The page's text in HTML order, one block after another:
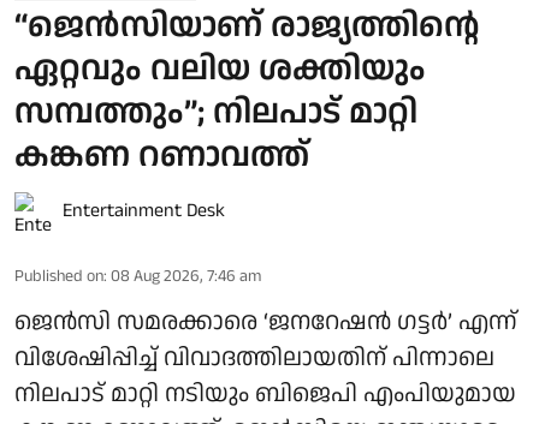
“ജെന്‍സിയാണ് രാജ്യത്തിന്റെ
ഏറ്റവും വലിയ ശക്തിയും
സമ്പത്തും”; നിലപാട് മാറ്റി
കങ്കണ റണാവത്ത്
Entertainment Desk
Published on: 08 Aug 2026, 7:46 am
ജെൻസി സമരക്കാരെ ‘ജനറേഷൻ ഗട്ടർ’ എന്ന്
വിശേഷിപ്പിച്ച് വിവാദത്തിലായതിന് പിന്നാലെ
നിലപാട് മാറ്റി നടിയും ബിജെപി എംപിയുമായ